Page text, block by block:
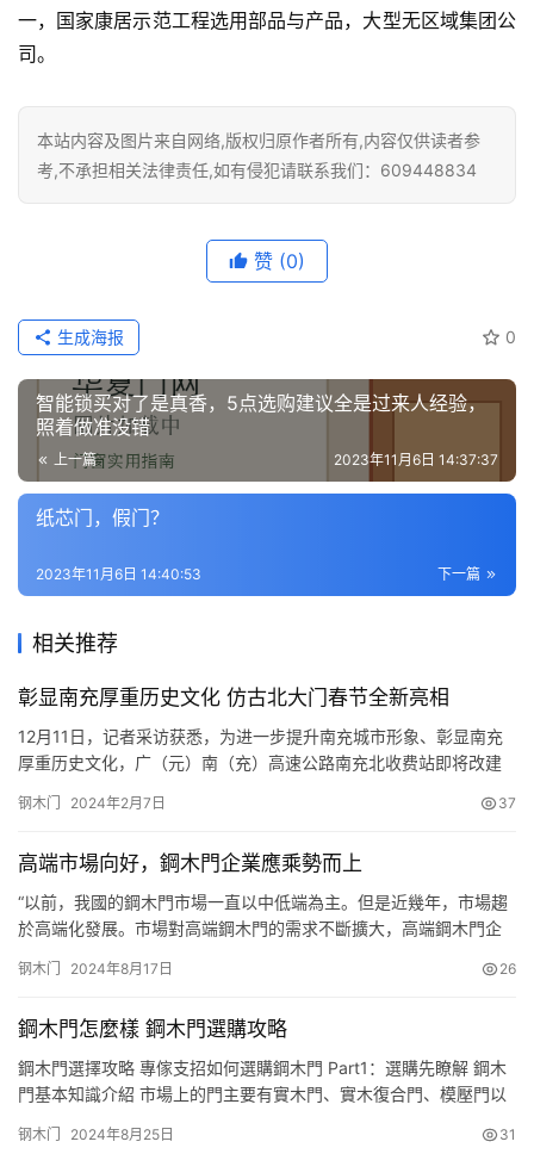
一，国家康居示范工程选用部品与产品，大型无区域集团公
司。
本站内容及图片来自网络,版权归原作者所有,内容仅供读者参
考,不承担相关法律责任,如有侵犯请联系我们：609448834
赞 (0)
0
生成海报
智能锁买对了是真香，5点选购建议全是过来人经验，
照着做准没错
上一篇 2023年11月6日 14:37:37
纸芯门，假门？
下一篇
2023年11月6日 14:40:53
相关推荐
彰显南充厚重历史文化 仿古北大门春节全新亮相
12月11日，记者采访获悉，为进一步提升南充城市形象、彰显南充
厚重历史文化，广（元）南（充）高速公路南充北收费站即将改建
北收费站看到，施工人员正在加紧施工，收费站仿古风格轮廓初
楼高15.6米、次楼高9米，原有的2组照明灯增加到4至5组，并…
钢木门 2024年2月7日 37
高端市場向好，鋼木門企業應乘勢而上
“以前，我國的鋼木門市場一直以中低端為主。但是近幾年，市場趨
於高端化發展。市場對高端鋼木門的需求不斷擴大，高端鋼木門企
市場因其需求量不大，再加上社會消費水平較低的原因，發展一直
日益提高，越來越多的消費者對 傢居 生活有瞭更高的要求，高端
鋼…
钢木门 2024年8月17日 26
鋼木門怎麼樣 鋼木門選購攻略
鋼木門選擇攻略 專傢支招如何選購鋼木門 Part1：選購先瞭解 鋼木
門基本知識介紹 市場上的門主要有實木門、實木復合門、模壓門以
擺脫瞭傳統門對天然木材的依賴，大大減少瞭木材的使用，同時造
钢木门 2024年8月25日 31